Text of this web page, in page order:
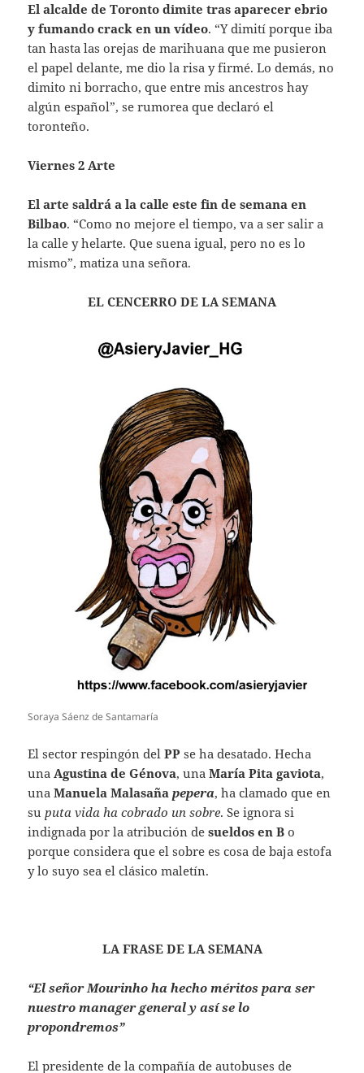
El alcalde de Toronto dimite tras aparecer ebrio
y fumando crack en un vídeo. “Y dimití porque iba
tan hasta las orejas de marihuana que me pusieron
el papel delante, me dio la risa y firmé. Lo demás, no
dimito ni borracho, que entre mis ancestros hay
algún español”, se rumorea que declaró el
toronteño.
Viernes 2 Arte
El arte saldrá a la calle este fin de semana en
Bilbao. “Como no mejore el tiempo, va a ser salir a
la calle y helarte. Que suena igual, pero no es lo
mismo”, matiza una señora.
EL CENCERRO DE LA SEMANA
Soraya Sáenz de Santamaría
El sector respingón del PP se ha desatado. Hecha
unaAgustina de Génova, una María Pita gaviota,
unaManuela Malasaña pepera, ha clamado que en
suputa vida ha cobrado un sobre. Se ignora si
indignada por la atribución de sueldos en B o
porque considera que el sobre es cosa de baja estofa
y lo suyo sea el clásico maletín.
LA FRASE DE LA SEMANA
“El señor Mourinho ha hecho méritos para ser
nuestro manager general y así se lo
propondremos”
El presidente de la compañía de autobuses de